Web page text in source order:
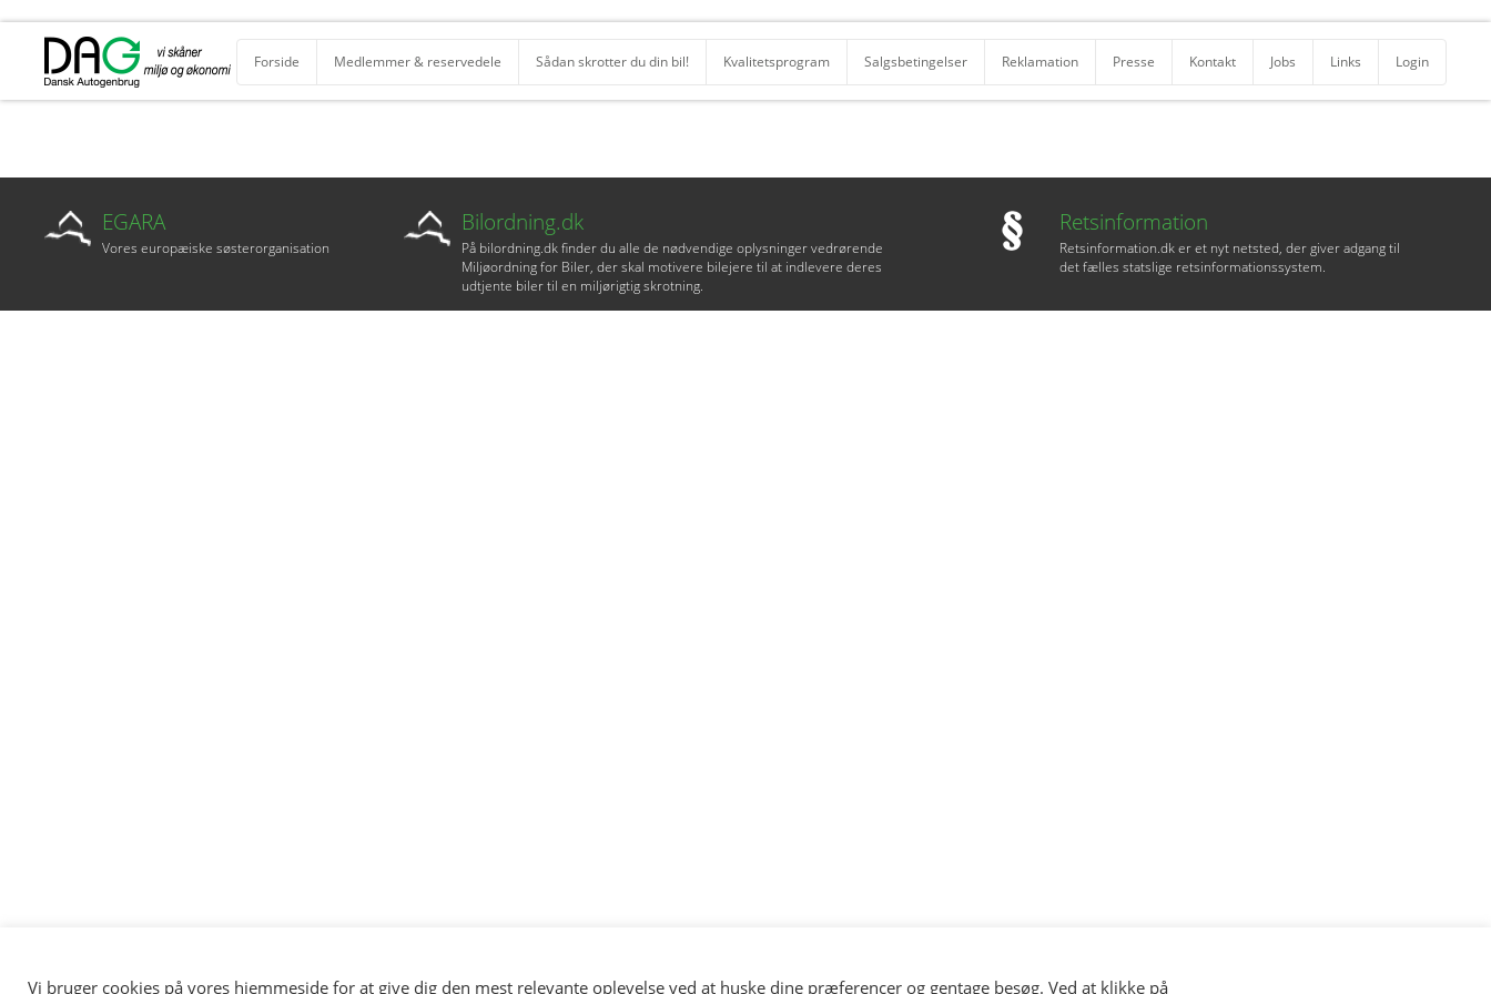
Forside Medlemmer & reservedele Sådan skrotter du din bil! Kvalitetsprogram Salgsbetingelser Reklamation Presse Kontakt Jobs Links Login
EGARA
Vores europæiske søsterorganisation
Bilordning.dk
På bilordning.dk finder du alle de nødvendige oplysninger vedrørende
Miljøordning for Biler, der skal motivere bilejere til at indlevere deres
udtjente biler til en miljørigtig skrotning.
Retsinformation
Retsinformation.dk er et nyt netsted, der giver adgang til
det fælles statslige retsinformationssystem.
Vi bruger cookies på vores hjemmeside for at give dig den mest relevante oplevelse ved at huske dine præferencer og gentage besøg. Ved at klikke på